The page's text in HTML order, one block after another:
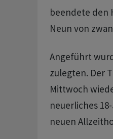
beendete den
Neun von
Angeführt
zulegten. Der
Mittwoch
neuerliches
neuen